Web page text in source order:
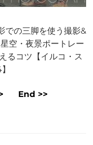
での三脚を使う撮影&
空・夜景ポートレー
るコツ【イルコ・ス
End >>